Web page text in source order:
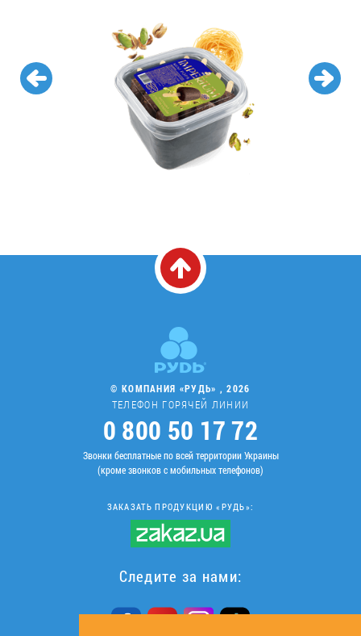
© КОМПАНИЯ «РУДЬ» , 2026
ТЕЛЕФОН ГОРЯЧЕЙ ЛИНИИ
0 800 50 17 72
Звонки бесплатные по всей территории Украины
(кроме звонков с мобильных телефонов)
ЗАКАЗАТЬ ПРОДУКЦИЮ «РУДЬ»:
Следите за нами: